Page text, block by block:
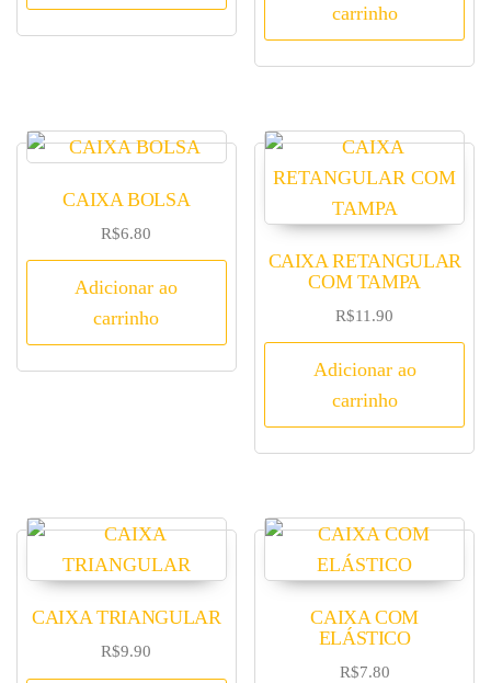
carrinho
CAIXA BOLSA
R$6.80
Adicionar ao
carrinho
CAIXA RETANGULAR
COM TAMPA
R$11.90
Adicionar ao
carrinho
CAIXA TRIANGULAR
R$9.90
CAIXA COM
ELÁSTICO
R$7.80